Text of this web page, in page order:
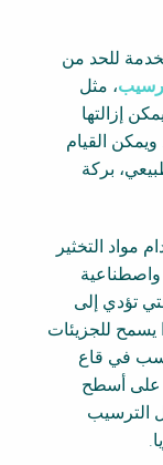
للحد من
، مثل
إزالتها
القيام
بركة
التخثير
واصطناعية
تؤدي إلى
يسمح للجزيئات
في قاع
على أسطح
الترسيب